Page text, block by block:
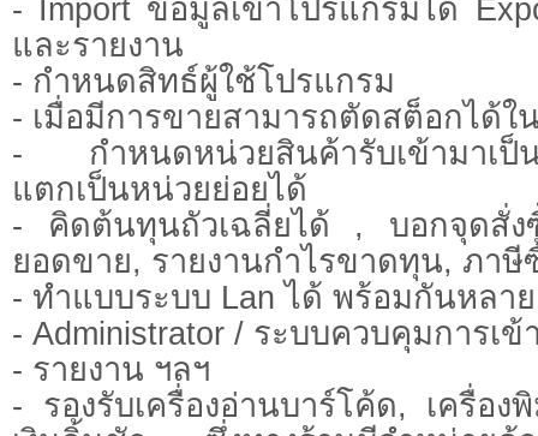
- Import ข้อมูลเข้าโปรแกรมได้
และรายงาน
- กำหนดสิทธ์ผู้ใช้โปรแกรม
- เมื่อมีการขายสามารถตัดสต็อกได้ใ
- กำหนดหน่วยสินค้ารับเข้ามาเป็
แตกเป็นหน่วยย่อยได้
- คิดต้นทุนถัวเฉลี่ยได้ , บอกจุดสั่ง
ยอดขาย, รายงานกำไรขาดทุน, ภา
- ทำแบบระบบ Lan ได้ พร้อมกันหลาย
- Administrator / ระบบควบคุมการเ
- รายงาน ฯลฯ
- รองรับเครื่องอ่านบาร์โค้ด, เครื่อง